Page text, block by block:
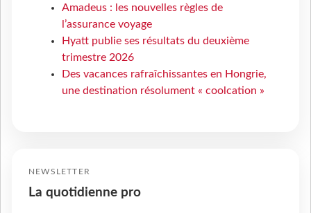
Amadeus : les nouvelles règles de
l’assurance voyage
Hyatt publie ses résultats du deuxième
trimestre 2026
Des vacances rafraîchissantes en Hongrie,
une destination résolument « coolcation »
NEWSLETTER
La quotidienne pro